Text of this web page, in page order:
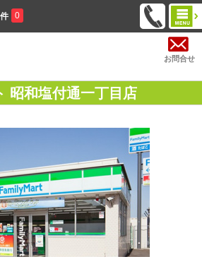
0
お問合せ
昭和塩付通一丁目店